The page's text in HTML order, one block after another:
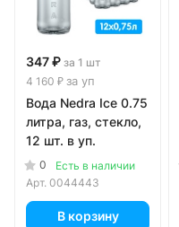
347 ₽ за 1 шт
4 160 ₽ за уп
Вода Nedra Ice 0.75
литра, газ, стекло,
12 шт. в уп.
0
Есть в наличии
Арт. 0044443
В корзину